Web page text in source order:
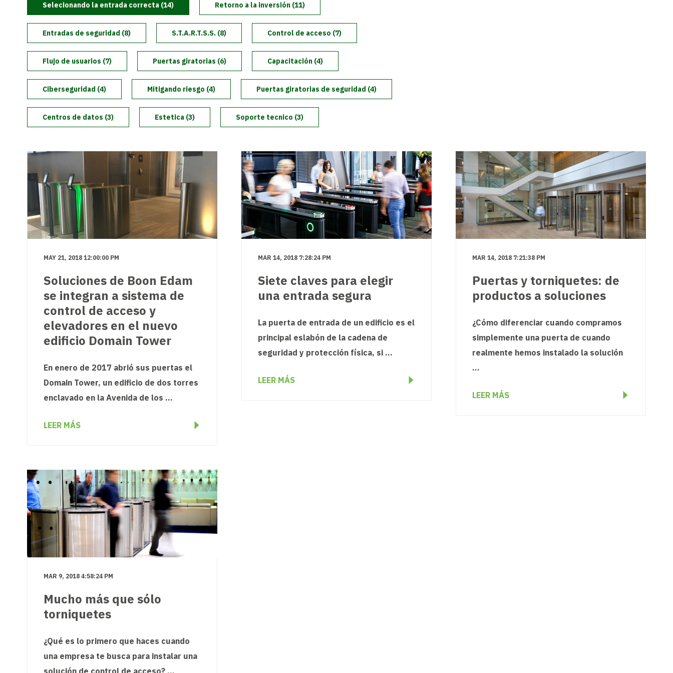
Entradas de Seguridad Sin Contacto
Puertas de Acceso y Laterales
Torniquetes Ópticos
Accesorios y Adiciones Para Entradas
Torniquetes de Altura Completa
Actualizaciones de Productos
Grupo Boon Edam
La Experiencia Boon Edam
Boon Edam Inc - La Filial de las Américas
BoonSelect
Nuestras Noticias
Selecionando la entrada correcta (14) Retorno a la inversión (11)
Entradas de seguridad (8) S.T.A.R.T.S.S. (8) Control de acceso (7)
Flujo de usuarios (7) Puertas giratorias (6) Capacitación (4)
Ciberseguridad (4) Mitigando riesgo (4) Puertas giratorias de seguridad (4)
Centros de datos (3) Estetica (3) Soporte tecnico (3)
MAY 21, 2018 12:00:00 PM
Soluciones de Boon Edam
se integran a sistema de
control de acceso y
elevadores en el nuevo
edificio Domain Tower
En enero de 2017 abrió sus puertas el
Domain Tower, un edificio de dos torres
enclavado en la Avenida de los ...
LEER MÁS
MAR 14, 2018 7:28:24 PM
Siete claves para elegir
una entrada segura
La puerta de entrada de un edificio es el
principal eslabón de la cadena de
seguridad y protección física, si ...
LEER MÁS
MAR 14, 2018 7:21:38 PM
Puertas y torniquetes: de
productos a soluciones
¿Cómo diferenciar cuando compramos
simplemente una puerta de cuando
realmente hemos instalado la solución
...
LEER MÁS
MAR 9, 2018 4:58:24 PM
Mucho más que sólo
torniquetes
¿Qué es lo primero que haces cuando
una empresa te busca para instalar una
solución de control de acceso? ...